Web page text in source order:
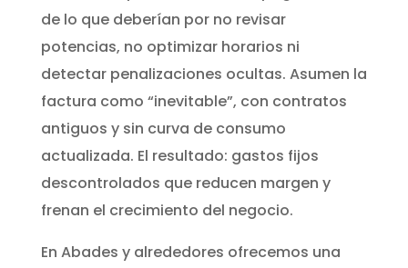
de lo que deberían por no revisar
potencias, no optimizar horarios ni
detectar penalizaciones ocultas. Asumen la
factura como “inevitable”, con contratos
antiguos y sin curva de consumo
actualizada. El resultado: gastos fijos
descontrolados que reducen margen y
frenan el crecimiento del negocio.
En Abades y alrededores ofrecemos una